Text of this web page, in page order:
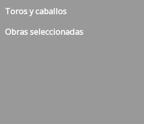
Toros y caballos
Obras seleccionadas